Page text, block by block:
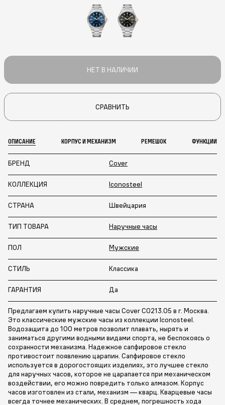
НЕТ В НАЛИЧИИ
СРАВНИТЬ
ОПИСАНИЕ КОРПУС И МЕХАНИЗМ РЕМЕШОК ФУНКЦИИ
БРЕНД Cover
КОЛЛЕКЦИЯ Iconosteel
СТРАНА Швейцария
ТИП ТОВАРА Наручные часы
ПОЛ Мужские
СТИЛЬ Классика
ГАРАНТИЯ Да
Предлагаем купить наручные часы Cover CO213.05 в г. Москва.
Это классические мужские часы из коллекции Iconosteel.
Водозащита до 100 метров позволит плавать, нырять и
заниматься другими водными видами спорта, не беспокоясь о
сохранности механизма. Надежное сапфировое стекло
противостоит появлению царапин. Сапфировое стекло
используется в дорогостоящих изделиях, это лучшее стекло
для наручных часов, которое не царапается при механическом
воздействии, его можно повредить только алмазом. Корпус
часов изготовлен из стали, механизм — кварц. Кварцевые часы
всегда точнее механических. В среднем, погрешность хода